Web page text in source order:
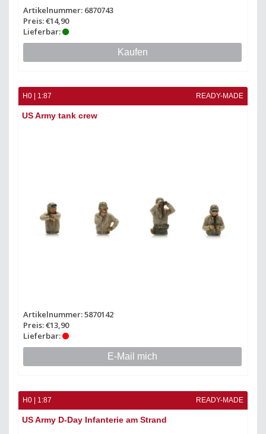
Artikelnummer: 6870743
Preis: €14,90
Lieferbar:
Kaufen
H0 | 1:87 READY-MADE
US Army tank crew
Artikelnummer: 5870142
Preis: €13,90
Lieferbar:
E-Mail mich
H0 | 1:87 READY-MADE
US Army D-Day Infanterie am Strand